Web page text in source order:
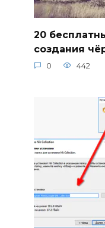
20
создания
0 442